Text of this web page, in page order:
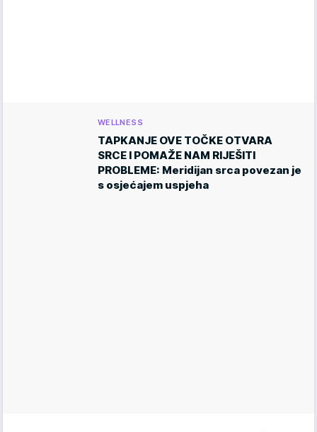
WELLNESS
TAPKANJE OVE TOČKE OTVARA
SRCE I POMAŽE NAM RIJEŠITI
PROBLEME: Meridijan srca povezan je
s osjećajem uspjeha